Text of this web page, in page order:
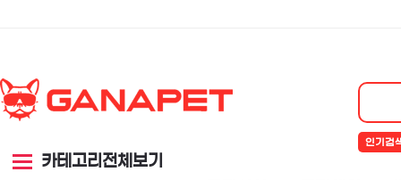
카테고리전체보기
인기검